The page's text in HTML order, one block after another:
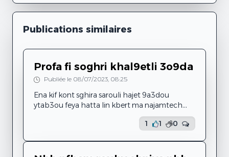
Publications similaires
Profa fi soghri khal9etli 3o9da
Publiée le 08/07/2023, 08:25
Ena kif kont sghira sarouli hajet 9a3dou
ytab3ou feya hatta lin kbert ma najamtech
nansa w netaadehom, kont na9ra 3ème année
primaire 9aratni mou3alma mtaa français
1 1 0